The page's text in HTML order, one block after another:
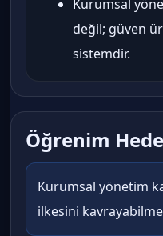
Kurumsal
değil; güven
sistemdir.
Öğrenim
Kurumsal yönetim
ilkesini